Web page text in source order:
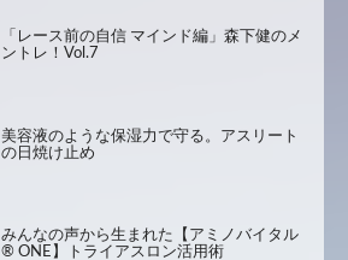
「レース前の自信 マインド編」森下健のメ
ントレ！Vol.7
美容液のような保湿力で守る。アスリート
の日焼け止め
みんなの声から生まれた【アミノバイタル
® ONE】トライアスロン活用術